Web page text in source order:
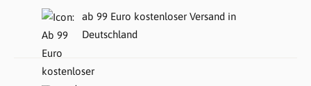
ab 99 Euro kostenloser Versand in
Deutschland